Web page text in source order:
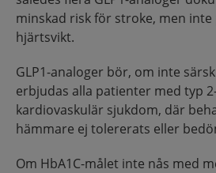
minskad risk för stroke, men
hjärtsvikt.
GLP1-analoger bör, om inte
erbjudas alla patienter med typ
kardiovaskulär sjukdom, där
hämmare ej tolererats eller
Om HbA1C-målet inte nås med